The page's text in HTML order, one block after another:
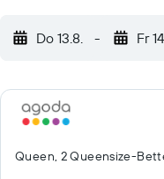
WLAN-Zugang. Zur
Innenpool und
Do 13.8. - Fr
Queen, 2 Queensize-